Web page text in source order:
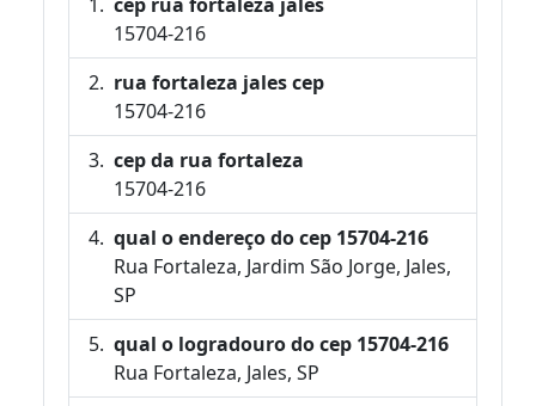
15704-216
rua fortaleza jales cep
15704-216
cep da rua fortaleza
15704-216
qual o endereço do cep 15704-216
Rua Fortaleza, Jardim São Jorge, Jales,
SP
qual o logradouro do cep 15704-216
Rua Fortaleza, Jales, SP